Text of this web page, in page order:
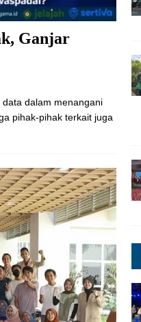
Ganjar
dalam menangani
pihak-pihak terkait juga